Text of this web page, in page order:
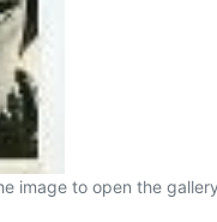
image to open the